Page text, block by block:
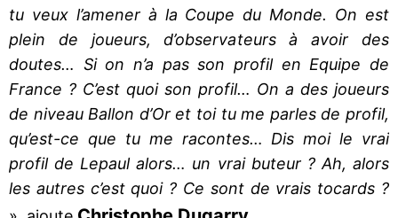
tu veux l’amener à la Coupe du Monde. On est
plein de joueurs, d’observateurs à avoir des
doutes… Si on n’a pas son profil en Equipe de
France ? C’est quoi son profil… On a des joueurs
de niveau Ballon d’Or et toi tu me parles de profil,
qu’est-ce que tu me racontes… Dis moi le vrai
profil de Lepaul alors… un vrai buteur ? Ah, alors
les autres c’est quoi ? Ce sont de vrais tocards ?